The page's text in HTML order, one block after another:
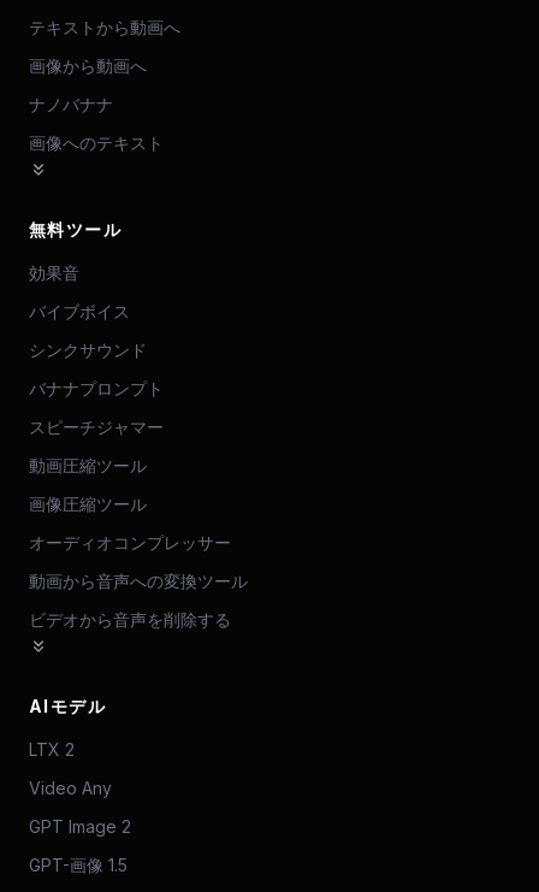
テキストから動画へ
画像から動画へ
ナノバナナ
画像へのテキスト
無料ツール
効果音
バイブボイス
シンクサウンド
バナナプロンプト
スピーチジャマー
動画圧縮ツール
画像圧縮ツール
オーディオコンプレッサー
動画から音声への変換ツール
ビデオから音声を削除する
AIモデル
LTX 2
Video Any
GPT Image 2
GPT-画像 1.5